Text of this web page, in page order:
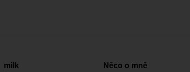
milk Něco o mně